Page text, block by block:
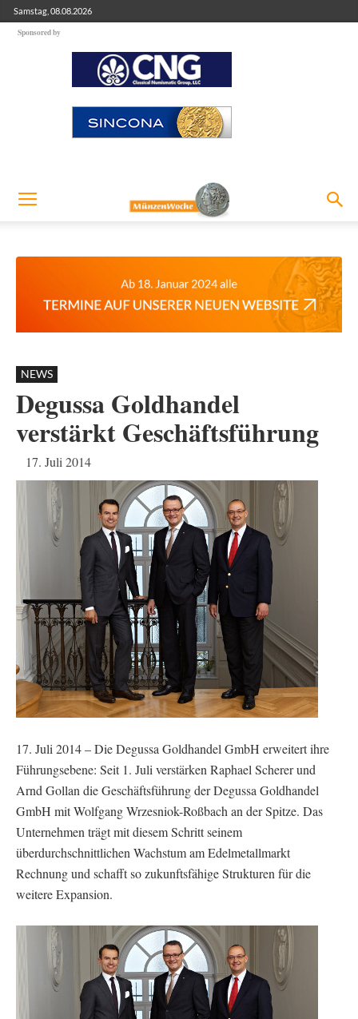
Samstag, 08.08.2026
Sponsored by
NEWS
Degussa Goldhandel
verstärkt Geschäftsführung
17. Juli 2014
17. Juli 2014 – Die Degussa Goldhandel GmbH erweitert ihre
Führungsebene: Seit 1. Juli verstärken Raphael Scherer und
Arnd Gollan die Geschäftsführung der Degussa Goldhandel
GmbH mit Wolfgang Wrzesniok-Roßbach an der Spitze. Das
Unternehmen trägt mit diesem Schritt seinem
überdurchschnittlichen Wachstum am Edelmetallmarkt
Rechnung und schafft so zukunftsfähige Strukturen für die
weitere Expansion.